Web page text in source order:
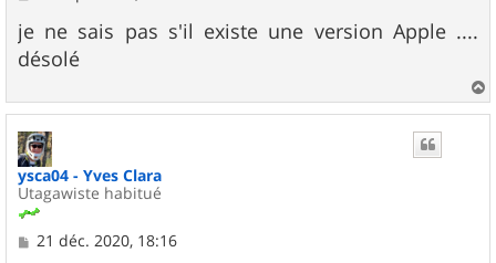
s
s
a
e
je ne sais pas s'il existe une version Apple ....
désolé
a
ysca04 - Yves Clara
Utagawiste habitué
M
21 déc. 2020, 18:16